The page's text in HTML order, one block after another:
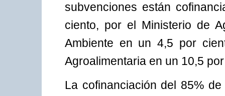
subvenciones están
ciento, por el Ministerio de
Ambiente en un 4,5 por
Agroalimentaria en un 10,5
La cofinanciación del 85%